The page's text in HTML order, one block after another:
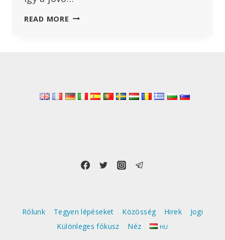
READ MORE AZ
Rólunk Tegyen lépéseket Közösség Hirek
Jogi
Különleges fókusz
Néz HU